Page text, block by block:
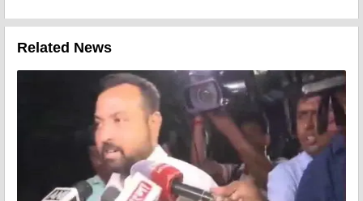
Related News